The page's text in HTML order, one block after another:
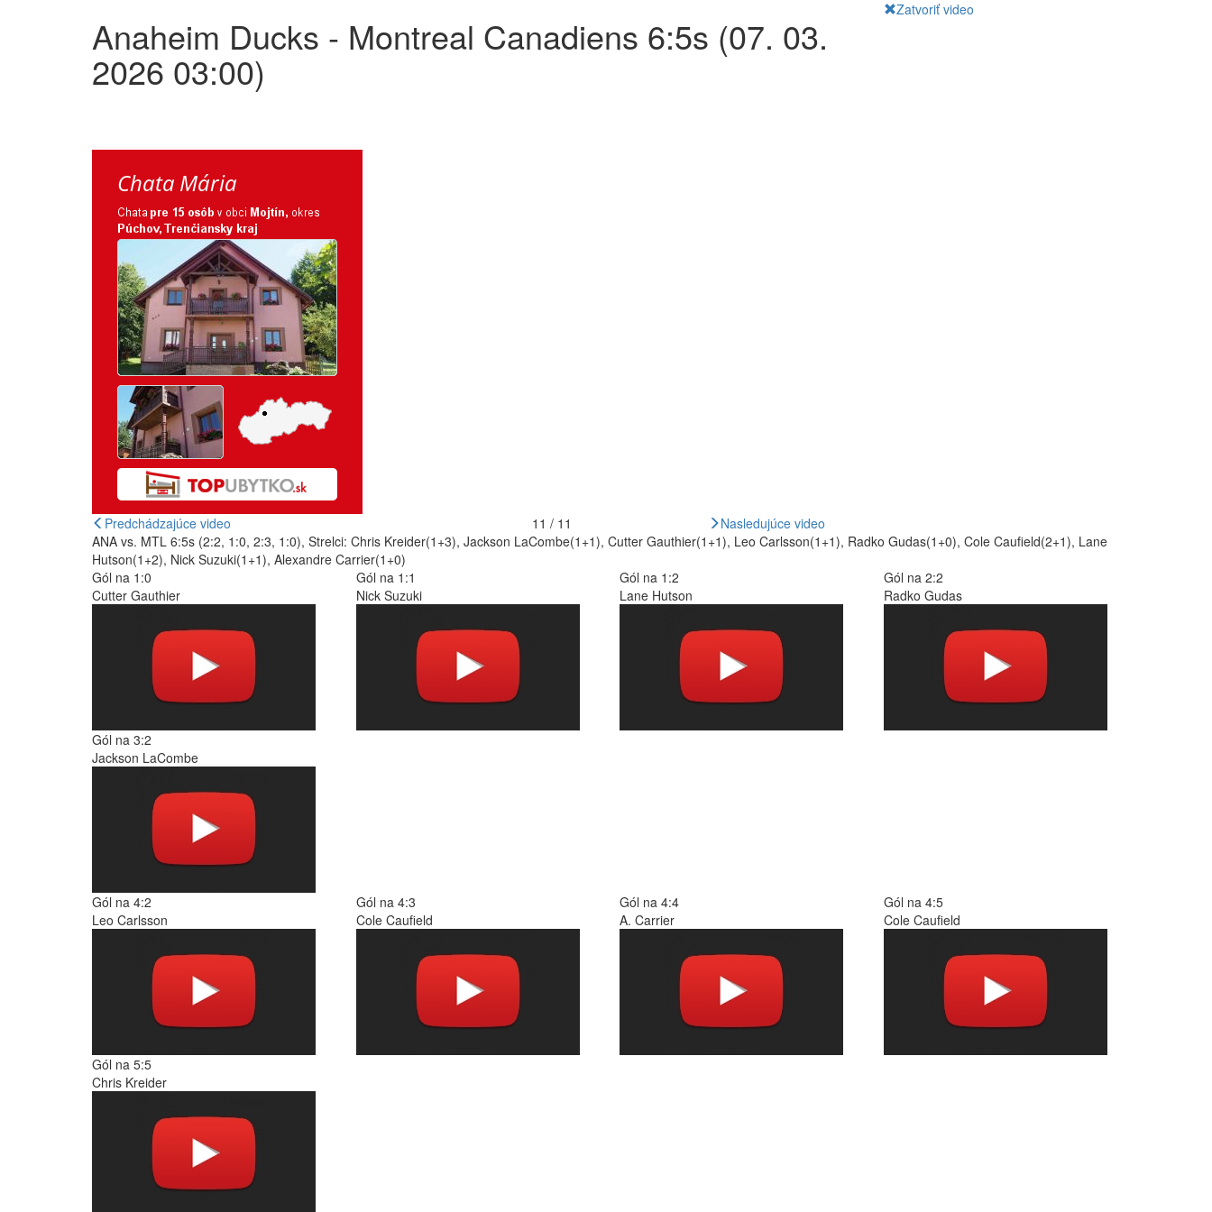
Anaheim Ducks - Montreal Canadiens 6:5s (07. 03.
2026 03:00)
Zatvoriť video
Predchádzajúce video 11 / 11
Nasledujúce video
ANA vs. MTL 6:5s (2:2, 1:0, 2:3, 1:0), Strelci: Chris Kreider(1+3), Jackson LaCombe(1+1), Cutter Gauthier(1+1), Leo Carlsson(1+1), Radko Gudas(1+0), Cole Caufield(2+1), Lane
Hutson(1+2), Nick Suzuki(1+1), Alexandre Carrier(1+0)
Gól na 1:0
Cutter Gauthier
Gól na 1:1
Nick Suzuki
Gól na 1:2
Lane Hutson
Gól na 2:2
Radko Gudas
Gól na 3:2
Jackson LaCombe
Gól na 4:2
Leo Carlsson
Gól na 4:3
Cole Caufield
Gól na 4:4
A. Carrier
Gól na 4:5
Cole Caufield
Gól na 5:5
Chris Kreider